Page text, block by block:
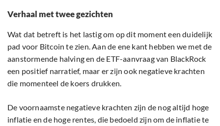
Verhaal met twee gezichten
Wat dat betreft is het lastig om op dit moment een duidelijk
pad voor Bitcoin te zien. Aan de ene kant hebben we met de
aanstormende halving en de ETF-aanvraag van BlackRock
een positief narratief, maar er zijn ook negatieve krachten
die momenteel de koers drukken.
De voornaamste negatieve krachten zijn de nog altijd hoge
inflatie en de hoge rentes, die bedoeld zijn om de inflatie te